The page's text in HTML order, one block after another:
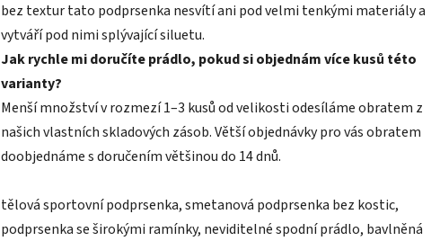
bez textur tato podprsenka nesvítí ani pod velmi tenkými materiály a
vytváří pod nimi splývající siluetu.
Jak rychle mi doručíte prádlo, pokud si objednám více kusů této
varianty?
Menší množství v rozmezí 1–3 kusů od velikosti odesíláme obratem z
našich vlastních skladových zásob. Větší objednávky pro vás obratem
doobjednáme s doručením většinou do 14 dnů.
tělová sportovní podprsenka, smetanová podprsenka bez kostic,
podprsenka se širokými ramínky, neviditelné spodní prádlo, bavlněná